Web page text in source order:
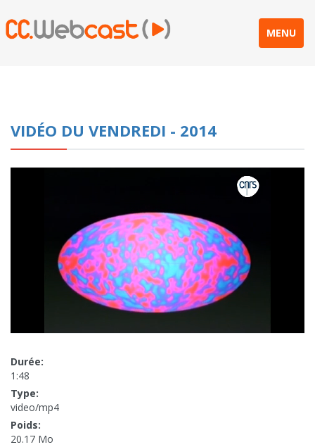
MENU
VIDÉO DU VENDREDI - 2014
Durée:
1:48
Type:
video/mp4
Poids:
20.17 Mo